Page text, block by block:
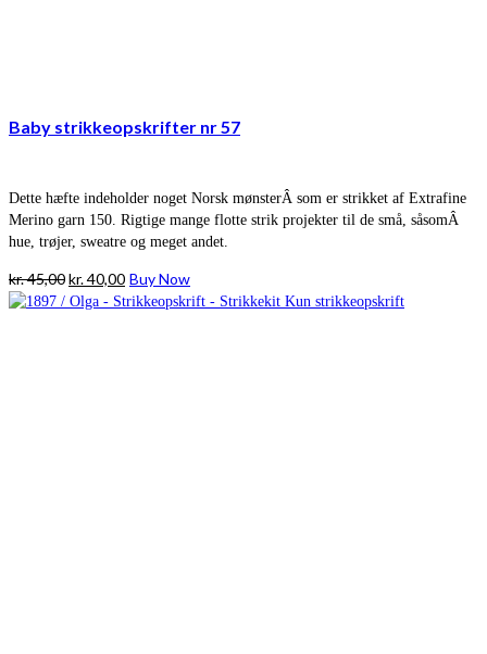
Baby strikkeopskrifter nr 57
Dette hæfte indeholder noget Norsk mønsterÂ som er strikket af Extrafine
Merino garn 150. Rigtige mange flotte strik projekter til de små, såsomÂ
hue, trøjer, sweatre og meget andet.
kr.45,00Den
oprindelige
kr.40,00Den
aktuelle
Buy Now